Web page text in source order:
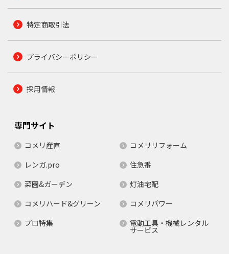
特定商取引法
プライバシーポリシー
採用情報
専門サイト
コメリ産直
コメリリフォーム
レンガ.pro
住急番
菜園&ガーデン
灯油宅配
コメリハード&グリーン
コメリパワー
プロ特集
電動工具・機械レンタル
サービス